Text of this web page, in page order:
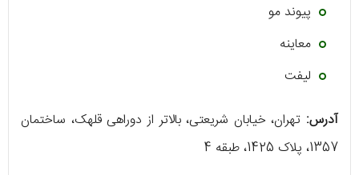
پیوند مو
معاینه
لیفت
آدرس: تهران، خیابان شریعتی، بالاتر از دوراهی قلهک، ساختمان
1357، پلاک 1425، طبقه 4